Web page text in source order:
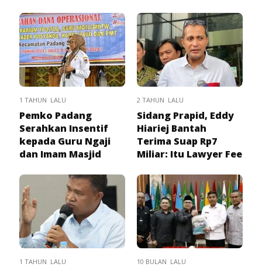
1 TAHUN LALU
Pemko Padang
Serahkan Insentif
kepada Guru Ngaji
dan Imam Masjid
2 TAHUN LALU
Sidang Prapid, Eddy
Hiariej Bantah
Terima Suap Rp7
Miliar: Itu Lawyer Fee
1 TAHUN LALU 10 BULAN LALU